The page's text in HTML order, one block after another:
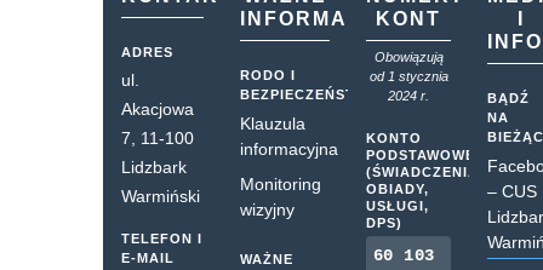
ADRES
ul.
Akacjowa
7, 11-100
Lidzbark
Warmiński
TELEFON I
E-MAIL
INFORMACJE
RODO I
BEZPIECZEŃSTWO
Klauzula
informacyjna
Monitoring
wizyjny
WAŻNE
KONT
Obowiązują
od 1 stycznia
2024 r.
KONTO
PODSTAWOWE
(ŚWIADCZENIA,
OBIADY,
USŁUGI,
DPS)
60 103
BĄDŹ
NA
– CUS